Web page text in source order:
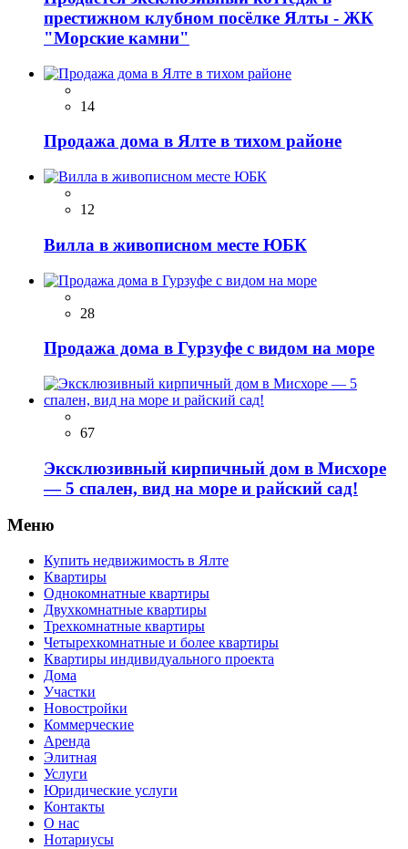
престижном клубном посёлке Ялты - ЖК
"Морские камни"
14
Продажа дома в Ялте в тихом районе
12
Вилла в живописном месте ЮБК
28
Продажа дома в Гурзуфе с видом на море
67
Эксклюзивный кирпичный дом в Мисхоре
— 5 спален, вид на море и райский сад!
Меню
Купить недвижимость в Ялте
Квартиры
Однокомнатные квартиры
Двухкомнатные квартиры
Трехкомнатные квартиры
Четырехкомнатные и более квартиры
Квартиры индивидуального проекта
Дома
Участки
Новостройки
Коммерческие
Аренда
Элитная
Услуги
Юридические услуги
Контакты
О нас
Нотариусы